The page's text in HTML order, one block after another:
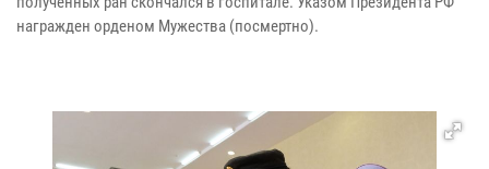
награжден орденом Мужества (посмертно).